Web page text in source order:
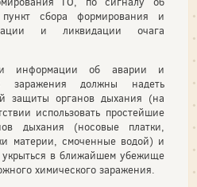
сбора формирования и
и ликвидации очага
информации об аварии и
заражения должны надеть
защиты органов дыхания (на
использовать простейшие
дыхания (носовые платки,
материи, смоченные водой) и
в ближайшем убежище
химического заражения.